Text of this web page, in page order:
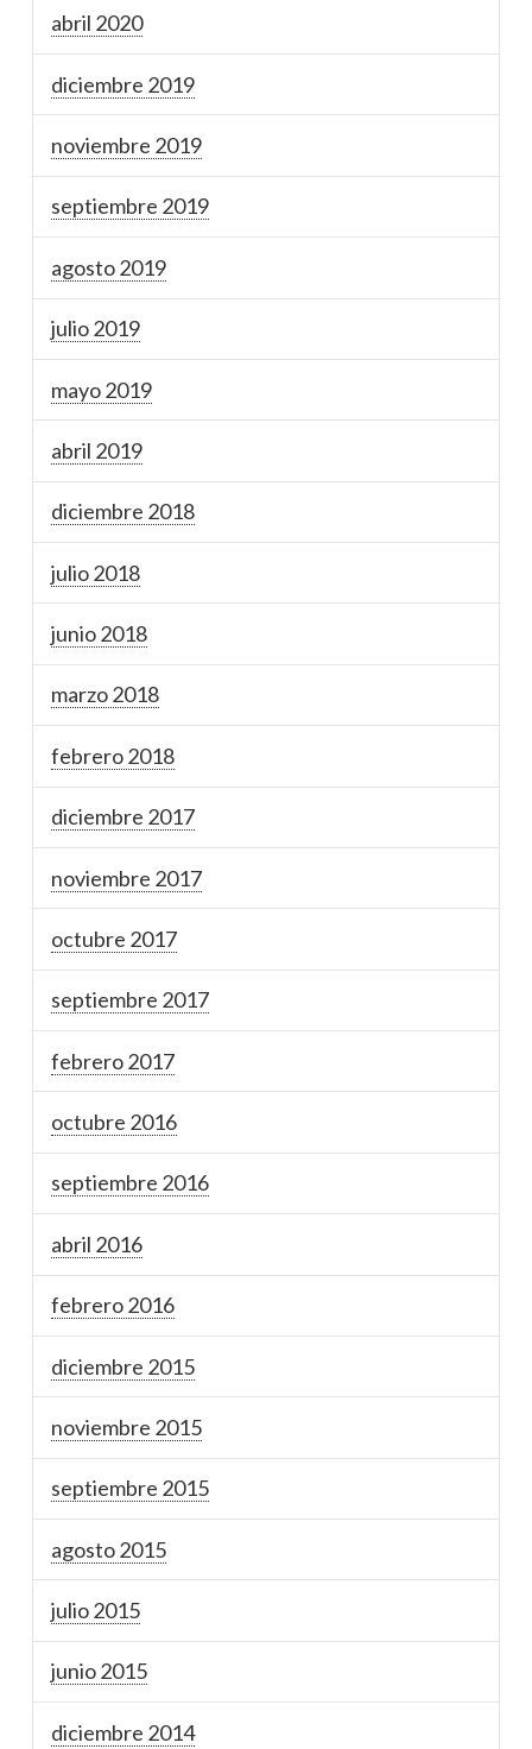
abril 2020
diciembre 2019
noviembre 2019
septiembre 2019
agosto 2019
julio 2019
mayo 2019
abril 2019
diciembre 2018
julio 2018
junio 2018
marzo 2018
febrero 2018
diciembre 2017
noviembre 2017
octubre 2017
septiembre 2017
febrero 2017
octubre 2016
septiembre 2016
abril 2016
febrero 2016
diciembre 2015
noviembre 2015
septiembre 2015
agosto 2015
julio 2015
junio 2015
diciembre 2014